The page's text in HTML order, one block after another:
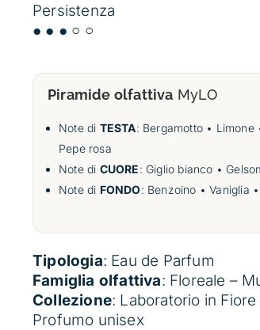
Persistenza
● ● ● ○ ○
Piramide olfattiva MyLO
Note di TESTA: Bergamotto • Limone
Pepe rosa
Note di CUORE: Giglio bianco •
Note di FONDO: Benzoino • Vaniglia
Tipologia: Eau de Parfum
Famiglia olfattiva: Floreale –
Collezione: Laboratorio in Fiore
Profumo unisex